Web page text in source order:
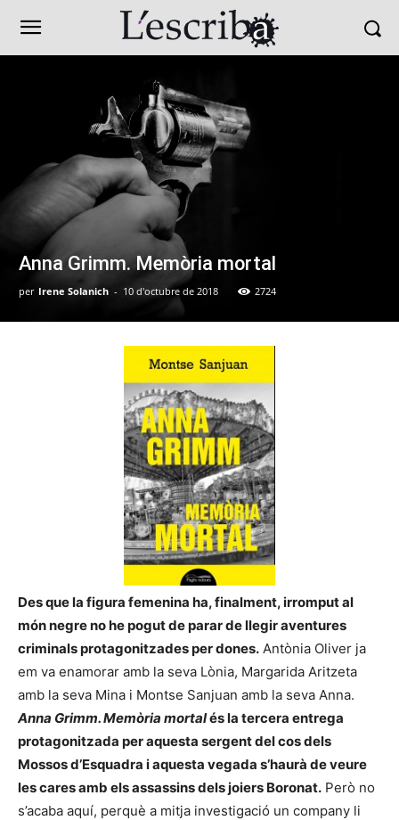
Anna Grimm. Memòria mortal
per Irene Solanich - 10 d'octubre de 2018 2724
Des que la figura femenina ha, finalment, irromput al
món negre no he pogut de parar de llegir aventures
criminals protagonitzades per dones. Antònia Oliver ja
em va enamorar amb la seva Lònia, Margarida Aritzeta
amb la seva Mina i Montse Sanjuan amb la seva Anna.
Anna Grimm. Memòria mortalés la tercera entrega
protagonitzada per aquesta sergent del cos dels
Mossos d’Esquadra i aquesta vegada s’haurà de veure
les cares amb els assassins dels joiers Boronat. Però no
s’acaba aquí, perquè a mitja investigació un company li